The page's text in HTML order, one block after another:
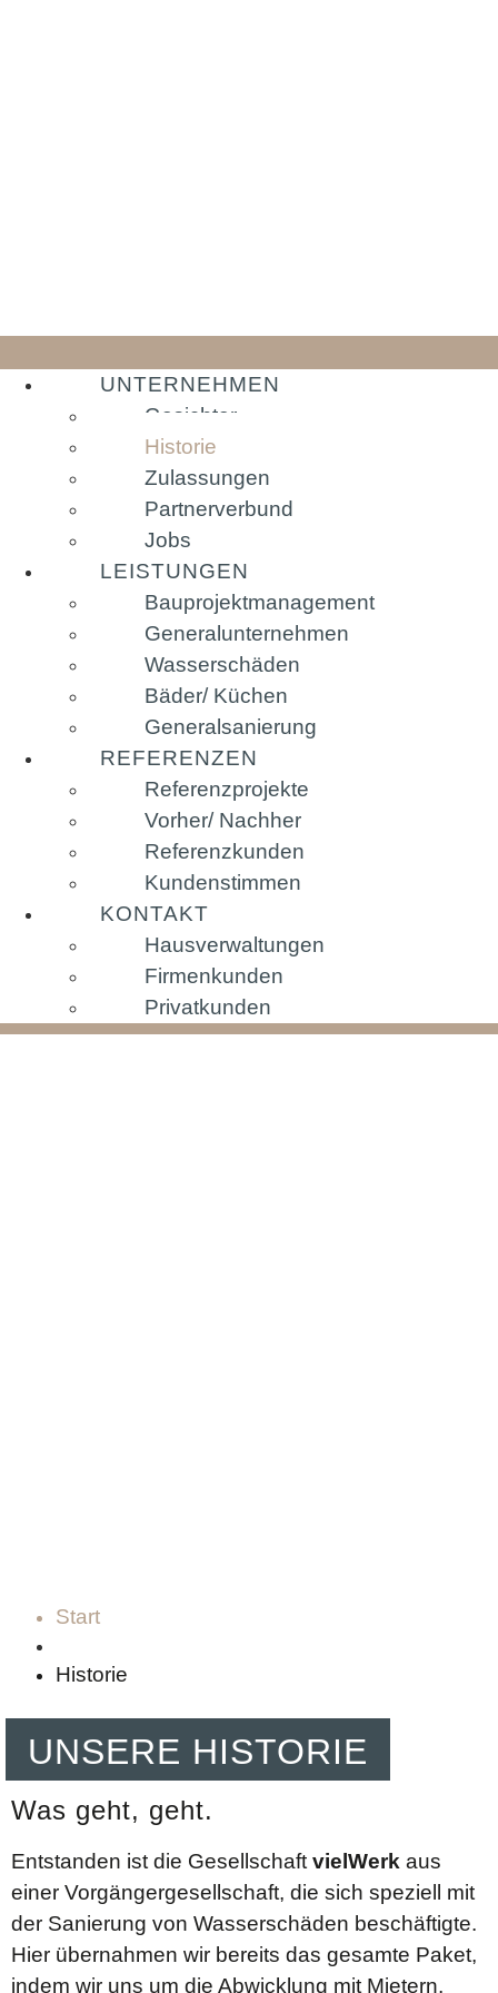
UNTERNEHMEN
Gesichter
Historie
Zulassungen
Partnerverbund
Jobs
LEISTUNGEN
Bauprojektmanagement
Generalunternehmen
Wasserschäden
Bäder/ Küchen
Generalsanierung
REFERENZEN
Referenzprojekte
Vorher/ Nachher
Referenzkunden
Kundenstimmen
KONTAKT
Hausverwaltungen
Firmenkunden
Privatkunden
Start
Historie
UNSERE HISTORIE
Was geht, geht.
Entstanden ist die Gesellschaft vielWerk aus
einer Vorgängergesellschaft, die sich speziell mit
der Sanierung von Wasserschäden beschäftigte.
Hier übernahmen wir bereits das gesamte Paket,
indem wir uns um die Abwicklung mit Mietern,